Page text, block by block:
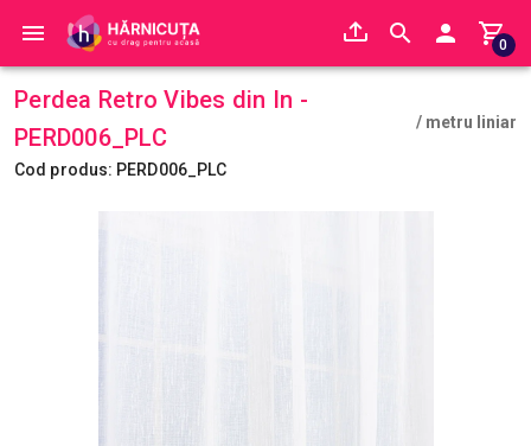
0
Perdea Retro Vibes din In -
PERD006_PLC
Cod produs: PERD006_PLC
/ metru liniar